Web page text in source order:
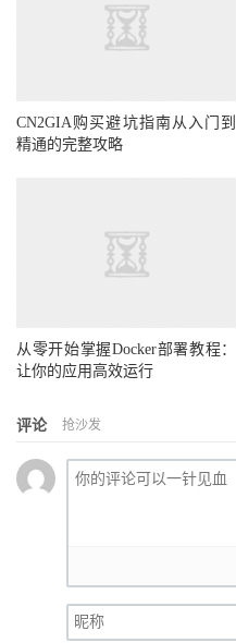
CN2GIA购买避坑指南从入门到
精通的完整攻略
从零开始掌握Docker部署教程：
让你的应用高效运行
评论 抢沙发